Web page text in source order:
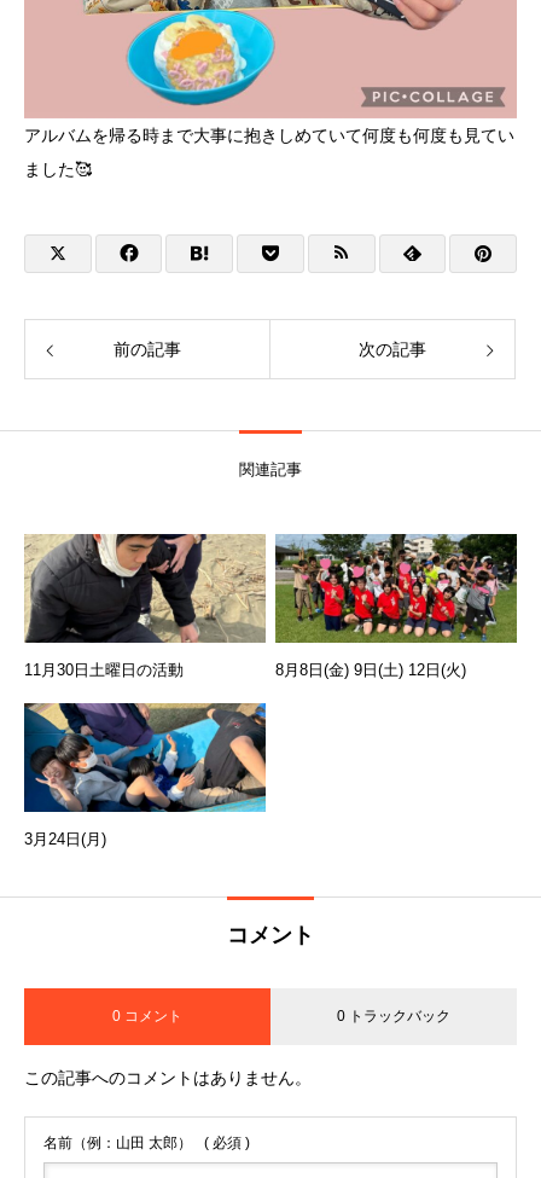
アルバムを帰る時まで大事に抱きしめていて何度も何度も見てい
ました🥰
前の記事 次の記事
関連記事
11月30日土曜日の活動 8月8日(金) 9日(土) 12日(火)
3月24日(月)
コメント
0 コメント 0 トラックバック
この記事へのコメントはありません。
名前（例：山田 太郎） ( 必須 )